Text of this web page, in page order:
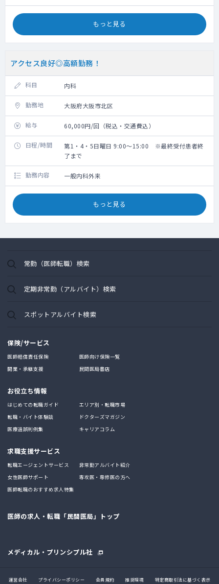
もっと見る
アクセス良好◎高額勤務！
科目 内科
勤務地 大阪府大阪市北区
給与 60,000円/回（税込・交通費込）
日程/時間
第1・4・5日曜日 9:00～15:00 ※最終受付患者終
了まで
勤務内容 一般内科外来
もっと見る
常勤（医師転職）検索
定期非常勤（アルバイト）検索
スポットアルバイト検索
保険/サービス
医師賠償責任保険
医師向け保険一覧
開業・承継支援
民間医局書店
お役立ち情報
はじめての転職ガイド
エリア別・転職市場
転職・バイト体験談
ドクターズマガジン
医療過誤判例集
キャリアコラム
求職支援サービス
転職エージェントサービス
非常勤アルバイト紹介
女性医師サポート
専攻医・専修医の方へ
医師転職のおすすめ求人特集
医師の求人・転職「民間医局」トップ
メディカル・プリンシプル社
運営会社 プライバシーポリシー 会員規約 推奨環境 特定商取引法に基づく表示